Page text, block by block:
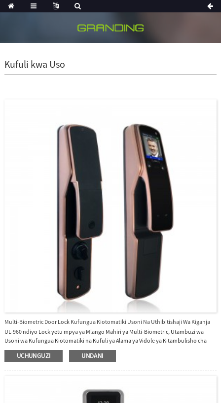
Kufuli kwa Uso
Multi-Biometric Door Lock Kufungua Kiotomatiki Usoni Na Uthibitishaji Wa Kiganja
UL-960 ndiyo Lock yetu mpya ya Mlango Mahiri ya Multi-Biometric, Utambuzi wa
Usoni wa Kufungua Kiotomatiki na Kufuli ya Alama ya Vidole ya Kitambulisho cha
Kiganja.Uthibitishaji bila mawasiliano ili kufungua mlango.Kufungua swali la rekodi
ya wakati kwenye skrini ya kugusa.Utambuzi wa infrared usiku.Muda mrefu wa
UCHUNGUZI UNDANI